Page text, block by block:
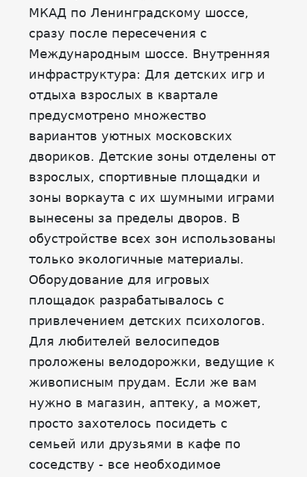
МКАД по Ленинградскому шоссе,
сразу после пересечения с
Международным шоссе. Внутренняя
инфраструктура: Для детских игр и
отдыха взрослых в квартале
предусмотрено множество
вариантов уютных московских
двориков. Детские зоны отделены от
взрослых, спортивные площадки и
зоны воркаута с их шумными играми
вынесены за пределы дворов. В
обустройстве всех зон использованы
только экологичные материалы.
Оборудование для игровых
площадок разрабатывалось с
привлечением детских психологов.
Для любителей велосипедов
проложены велодорожки, ведущие к
живописным прудам. Если же вам
нужно в магазин, аптеку, а может,
просто захотелось посидеть с
семьей или друзьями в кафе по
соседству - все необходимое